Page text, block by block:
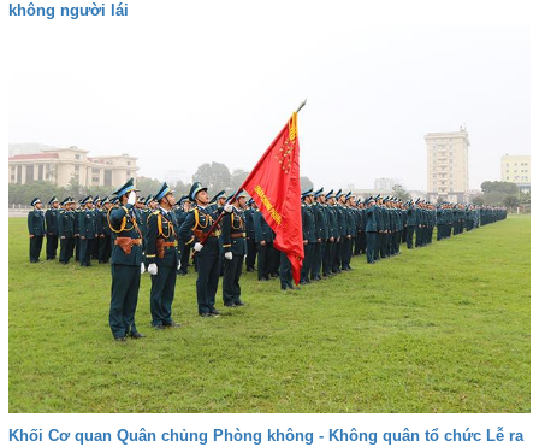
không người lái
Khối Cơ quan Quân chủng Phòng không - Không quân tổ chức Lễ ra